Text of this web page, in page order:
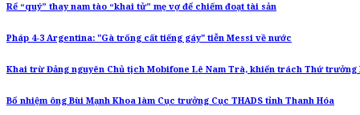
Rể “quý” thay nam tào “khai tử” mẹ vợ để chiếm đoạt tài sản
Pháp 4-3 Argentina: "Gà trống cất tiếng gáy" tiễn Messi về nước
Khai trừ Đảng nguyên Chủ tịch Mobifone Lê Nam Trà, khiển trách Thứ trưởng
Bổ nhiệm ông Bùi Mạnh Khoa làm Cục trưởng Cục THADS tỉnh Thanh Hóa